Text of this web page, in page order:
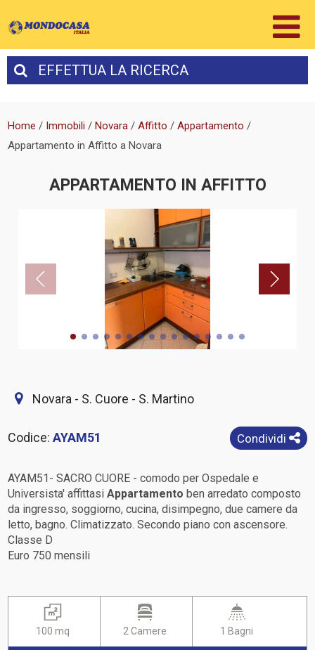
EFFETTUA LA RICERCA
Home / Immobili /Novara /Affitto /Appartamento /
Appartamento in Affitto a Novara
APPARTAMENTO IN AFFITTO
Novara - S. Cuore - S. Martino
Condividi
Codice:AYAM51
AYAM51- SACRO CUORE - comodo per Ospedale e
Universista' affittasiAppartamento ben arredato composto
da ingresso, soggiorno, cucina, disimpegno, due camere da
letto, bagno. Climatizzato. Secondo piano con ascensore.
Classe D
Euro 750 mensili
100 mq 2 Camere 1 Bagni